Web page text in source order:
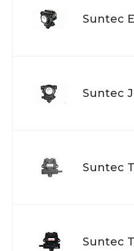
Suntec E
Suntec J
Suntec
Suntec